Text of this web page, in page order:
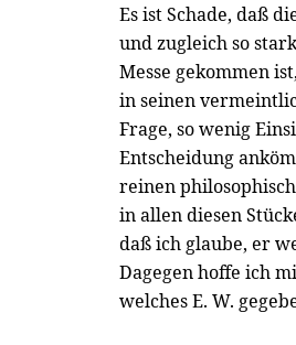
Es ist Schade, daß
und zugleich so
Messe gekommen
in seinen
Frage, so wenig
Entscheidung
reinen
in allen diesen
daß ich glaube, er
Dagegen hoffe ich
welches E. W.